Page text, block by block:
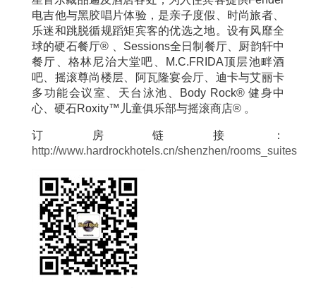
电吉他与黑胶唱片体验，是亲子度假、时尚旅者、
乐迷和跳脱循规蹈矩宾客的优选之地。设有风靡全
球的硬石餐厅® 、Sessions全日制餐厅、厨韵轩中
餐厅、格林尼治大堂吧、M.C.FRIDA顶层池畔酒
吧、摇滚尊尚楼层、阿瓦隆宴会厅、迪卡与艾丽卡
多功能会议室、天台泳池、Body Rock® 健身中
心、硬石Roxity™儿童俱乐部与摇滚商店® 。
订房链接：
http://www.hardrockhotels.cn/shenzhen/rooms_suites